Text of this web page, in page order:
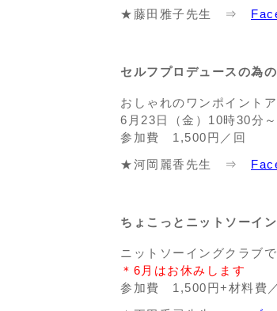
★藤田雅子先生 ⇒
セルフプロデュースの為
おしゃれのワンポイント
6月23日（金）10時30分
参加費 1,500円／回
★河岡麗香先生 ⇒
ちょこっとニットソーイ
ニットソーイングクラブ
＊6月はお休みします
参加費 1,500円+材料費